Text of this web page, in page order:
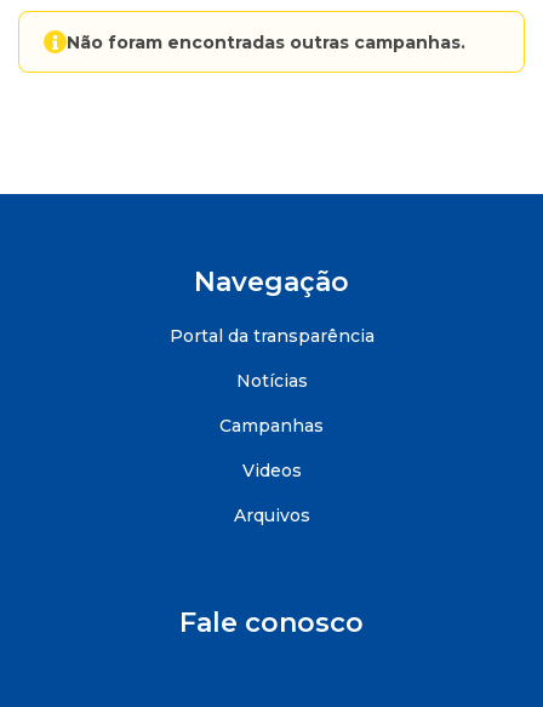
Não foram encontradas outras campanhas.
Navegação
Portal da transparência
Notícias
Campanhas
Videos
Arquivos
Fale conosco